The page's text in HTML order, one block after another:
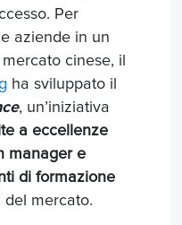
Per
aziende in un
cinese, il
ha sviluppato il
, un’iniziativa
a eccellenze
manager e
di formazione
del mercato.